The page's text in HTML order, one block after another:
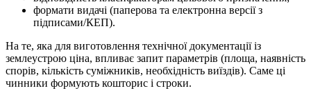
формати видачі (паперова та електронна версії з
підписами/КЕП).
На те, яка для виготовлення технічної документації із
землеустрою ціна, впливає запит параметрів (площа, наявність
спорів, кількість суміжників, необхідність виїздів). Саме ці
чинники формують кошторис і строки.